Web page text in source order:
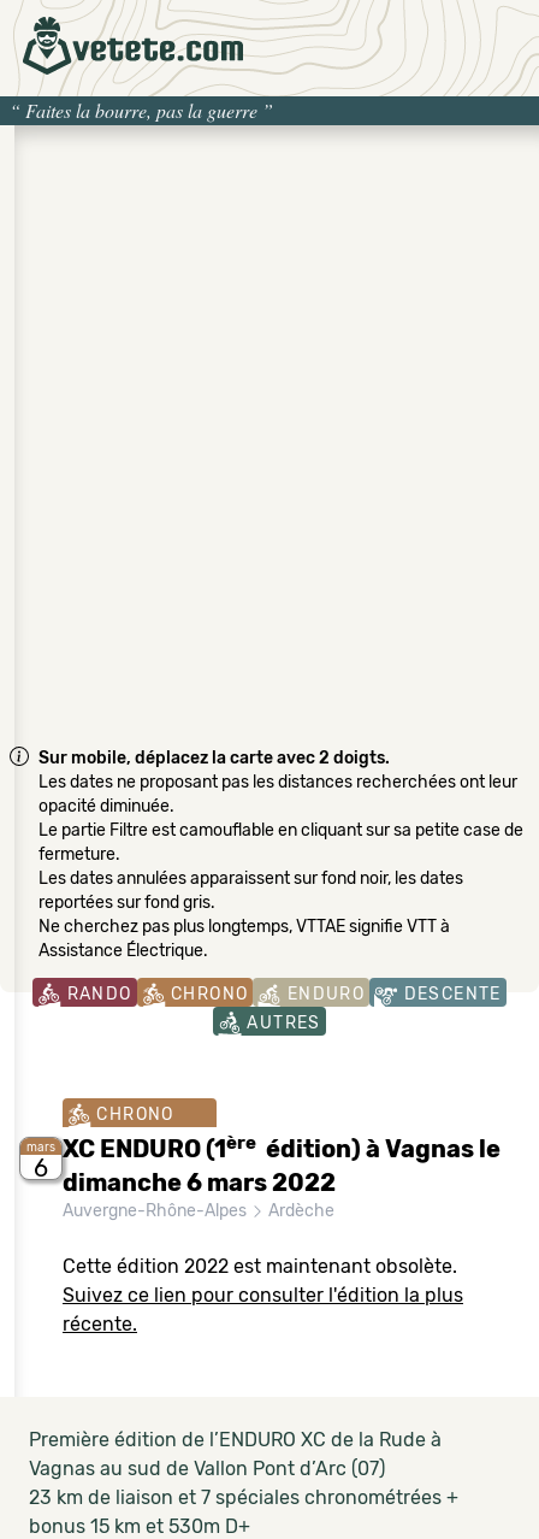
“ Faites la bourre, pas la guerre ”
Sur mobile, déplacez la carte avec 2 doigts.
Les dates ne proposant pas les distances recherchées ont leur
opacité diminuée.
Le partie Filtre est camouflable en cliquant sur sa petite case de
fermeture.
Les dates annulées apparaissent sur fond noir, les dates
reportées sur fond gris.
Ne cherchez pas plus longtemps, VTTAE signifie VTT à
Assistance Électrique.
RANDO CHRONO ENDURO
DESCENTE
AUTRES
mars
6
CHRONO
XC ENDURO (1ère édition) à Vagnas le
dimanche 6 mars 2022
Auvergne-Rhône-Alpes Ardèche
Cette édition 2022 est maintenant obsolète.
Suivez ce lien pour consulter l'édition la plus
récente.
Première édition de l’ENDURO XC de la Rude à
Vagnas au sud de Vallon Pont d’Arc (07)
23 km de liaison et 7 spéciales chronométrées +
bonus 15 km et 530m D+